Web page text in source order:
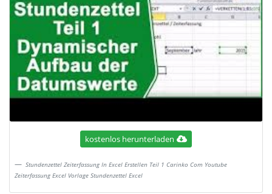
kostenlos herunterladen
Stundenzettel Zeiterfassung In Excel Erstellen Teil 1 Carinko Com Youtube
Zeiterfassung Excel Vorlage Stundenzettel Excel